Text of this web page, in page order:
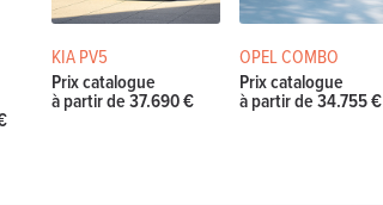
KIA PV5
Prix catalogue
à partir de 37.690 €
OPEL COMBO
Prix catalogue
à partir de 34.755 €